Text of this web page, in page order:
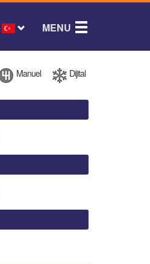
MENU
Manuel Dijital